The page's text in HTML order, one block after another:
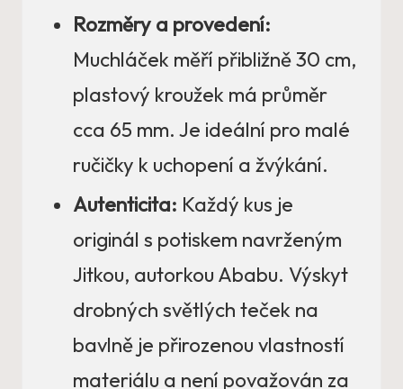
Rozměry a provedení:
Muchláček měří přibližně 30 cm,
plastový kroužek má průměr
cca 65 mm. Je ideální pro malé
ručičky k uchopení a žvýkání.
Autenticita: Každý kus je
originál s potiskem navrženým
Jitkou, autorkou Ababu. Výskyt
drobných světlých teček na
bavlně je přirozenou vlastností
materiálu a není považován za